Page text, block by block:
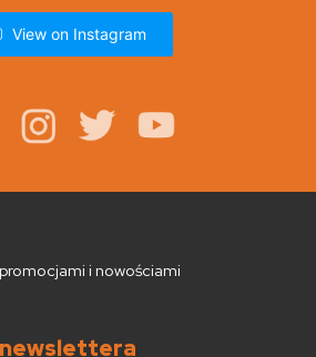
View on Instagram
i nowościami